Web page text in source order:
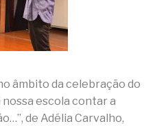
âmbito da celebração do
nossa escola contar a
de Adélia Carvalho,